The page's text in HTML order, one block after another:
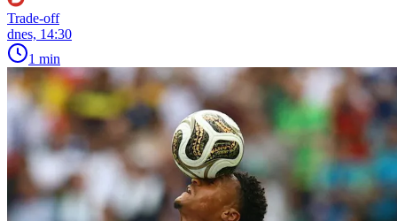
Trade-off
dnes, 14:30
1 min